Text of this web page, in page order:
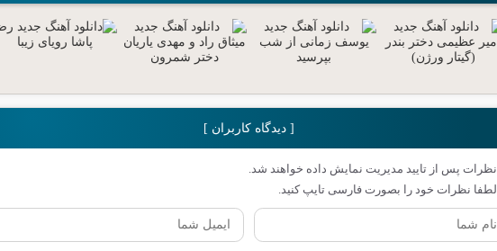
[ دیدگاه کاربران ]
نظرات پس از تایید مدیریت نمایش داده خواهند شد.
لطفا نظرات خود را بصورت فارسی تایپ کنید.